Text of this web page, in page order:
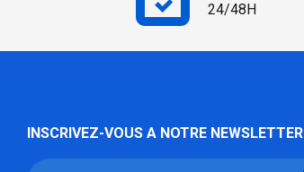
24/48H
INSCRIVEZ-VOUS A NOTRE NEWSLETTER